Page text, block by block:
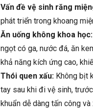
Vấn đề vệ sinh răng
phát triển trong khoang
Ăn uống không khoa học:
ngọt có ga, nước đá, ăn
khả năng kích ứng cao,
Thói quen xấu: Không bịt
tay sau khi đi vệ sinh,
khuẩn dễ dàng tấn công